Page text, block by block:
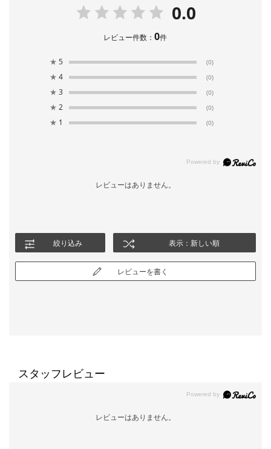
0.0
レビュー件数：0件
★ 5 (0)
★ 4 (0)
★ 3 (0)
★ 2 (0)
★ 1 (0)
レビューはありません。
絞り込み 表示：新しい順
レビューを書く
スタッフレビュー
レビューはありません。